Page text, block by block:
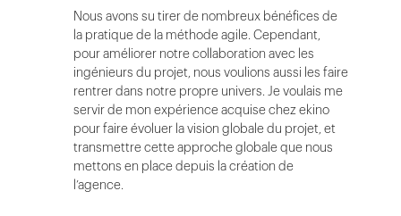
Nous avons su tirer de nombreux bénéfices de
la pratique de la méthode agile. Cependant,
pour améliorer notre collaboration avec les
ingénieurs du projet, nous voulions aussi les faire
rentrer dans notre propre univers. Je voulais me
servir de mon expérience acquise chez ekino
pour faire évoluer la vision globale du projet, et
transmettre cette approche globale que nous
mettons en place depuis la création de
l’agence.